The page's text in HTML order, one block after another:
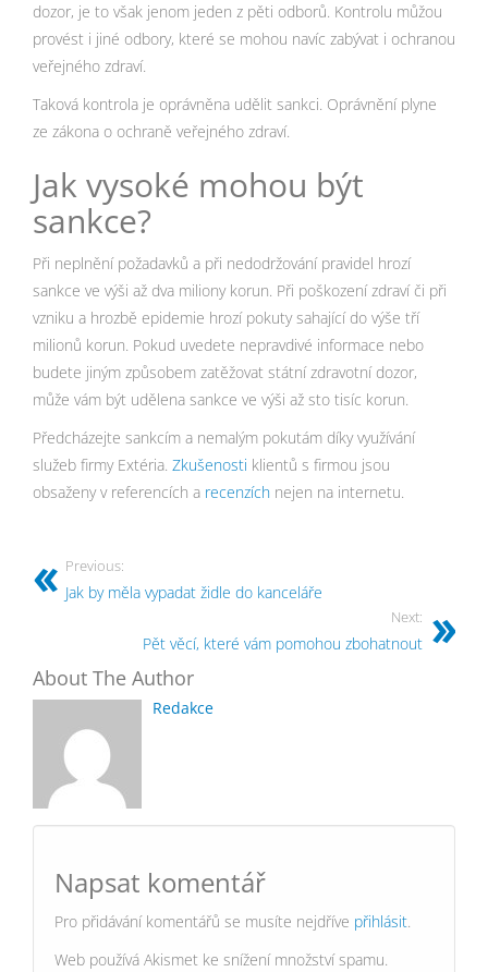
dozor, je to však jenom jeden z pěti odborů. Kontrolu můžou
provést i jiné odbory, které se mohou navíc zabývat i ochranou
veřejného zdraví.
Taková kontrola je oprávněna udělit sankci. Oprávnění plyne
ze zákona o ochraně veřejného zdraví.
Jak vysoké mohou být
sankce?
Při neplnění požadavků a při nedodržování pravidel hrozí
sankce ve výši až dva miliony korun. Při poškození zdraví či při
vzniku a hrozbě epidemie hrozí pokuty sahající do výše tří
milionů korun. Pokud uvedete nepravdivé informace nebo
budete jiným způsobem zatěžovat státní zdravotní dozor,
může vám být udělena sankce ve výši až sto tisíc korun.
Předcházejte sankcím a nemalým pokutám díky využívání
služeb firmy Extéria. Zkušenosti klientů s firmou jsou
obsaženy v referencích a recenzích nejen na internetu.
Previous:
Jak by měla vypadat židle do kanceláře
Next:
Pět věcí, které vám pomohou zbohatnout
About The Author
Redakce
Napsat komentář
Pro přidávání komentářů se musíte nejdříve přihlásit.
Web používá Akismet ke snížení množství spamu.